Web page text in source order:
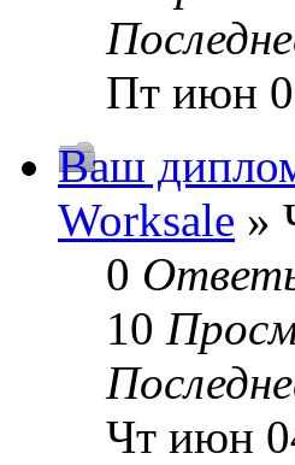
Пт июн
Ваш
Worksale »
0
10
Чт июн